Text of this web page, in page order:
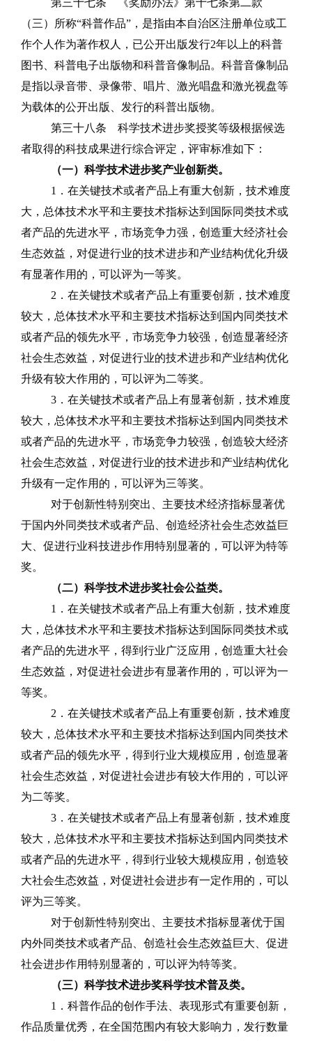
第三十七条
《奖励办法》第十七条第二款
（三）
所称“科普作品”，是指由本自治区注册单位或工
作个人作为著作权人， 已公开出版发行2年以上的科普
图书、科普电子出版物和科普音像制品。科普音像制品
是指以录音带、录像带、唱片、激光唱盘和激光视盘等
为载体的公开出版、发行的科普出版物。
第三十八条
科学技术进步奖授奖等级根据候选
者取得的科技成果进行综合评定，评审标准如下：
（一）科学技术进步奖产业创新类。
1 ．在关键技术或者产品上有重大创新，技术难度
大，总体技术水平和主要技术指标达到国际同类技术或
者产品的先进水平，市场竞争力强，创造重大经济社会
生态效益，对促进行业的技术进步和产业结构优化升级
有显著作用的，可以评为一等奖。
2 ．在关键技术或者产品上有重要创新，技术难度
较大，总体技术水平和主要技术指标达到国内同类技术
或者产品的领先水平，市场竞争力较强，创造显著经济
社会生态效益，对促进行业的技术进步和产业结构优化
升级有较大作用的，可以评为二等奖。
3 ．在关键技术或者产品上有显著创新，技术难度
较大，总体技术水平和主要技术指标达到国内同类技术
或者产品的先进水平，市场竞争力较强，创造较大经济
社会生态效益，对促进行业的技术进步和产业结构优化
升级有一定作用的，可以评为三等奖。
对于创新性特别突出、主要技术经济指标显著优
于国内外同类技术或者产品、创造经济社会生态效益巨
大、促进行业科技进步作用特别显著的，可以评为特等
奖。
（二）科学技术进步奖社会公益类。
1 ．在关键技术或者产品上有重大创新，技术难度
大，总体技术水平和主要技术指标达到国际同类技术或
者产品的先进水平，得到行业广泛应用，创造重大社会
生态效益，对促进社会进步有显著作用的，可以评为一
等奖。
2 ．在关键技术或者产品上有重要创新，技术难度
较大，总体技术水平和主要技术指标达到国内同类技术
或者产品的领先水平，得到行业大规模应用，创造显著
社会生态效益，对促进社会进步有较大作用的，可以评
为二等奖。
3 ．在关键技术或者产品上有显著创新，技术难度
较大，总体技术水平和主要技术指标达到国内同类技术
或者产品的先进水平，得到行业较大规模应用，创造较
大社会生态效益，对促进社会进步有一定作用的，可以
评为三等奖。
对于创新性特别突出、主要技术指标显著优于国
内外同类技术或者产品、创造社会生态效益巨大、促进
社会进步作用特别显著的，可以评为特等奖。
（三）科学技术进步奖科学技术普及类。
1 ．科普作品的创作手法、表现形式有重要创新，
作品质量优秀，在全国范围内有较大影响力，发行数量